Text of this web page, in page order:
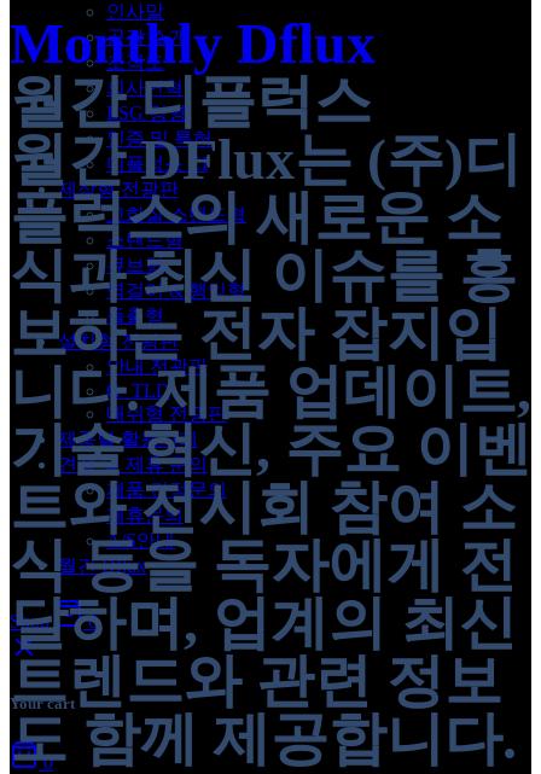
인사말
공장 소개
조직도
회사연혁
ESG 경영
인증 및 특허
디플럭스 CI
제작형 전광판
고화질 스탠드형
스탠드형
큐브형
벽걸이 & 행잉형
돌출형
설치형 전광판
안내 전광판
G- TLD
매쉬형 전광판
제품별 활용사례
견적 및 제휴 문의
제품 견적문의
제휴문의
A/S안내
월간 Dflux
Shop 0
Your cart
0
Monthly Dflux
월간 디플럭스
월간 DFlux는 (주)디
플럭스의 새로운 소
식과 최신 이슈를 홍
보하는 전자 잡지입
니다. 제품 업데이트,
기술 혁신, 주요 이벤
트와 전시회 참여 소
식 등을 독자에게 전
달하며, 업계의 최신
트렌드와 관련 정보
도 함께 제공합니다.